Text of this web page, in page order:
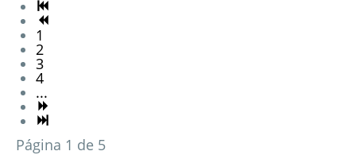
1
2
3
4
...
Página 1 de 5